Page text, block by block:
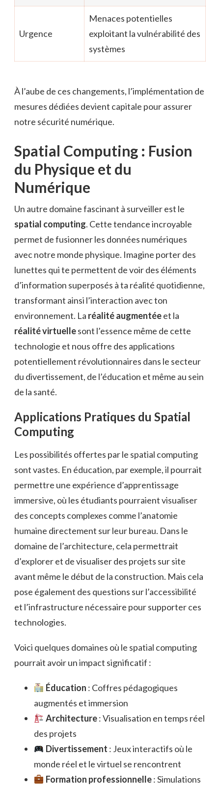
Urgence
Menaces potentielles
exploitant la vulnérabilité des
systèmes
À l’aube de ces changements, l’implémentation de
mesures dédiées devient capitale pour assurer
notre sécurité numérique.
Spatial Computing : Fusion
du Physique et du
Numérique
Un autre domaine fascinant à surveiller est le
spatial computing. Cette tendance incroyable
permet de fusionner les données numériques
avec notre monde physique. Imagine porter des
lunettes qui te permettent de voir des éléments
d’information superposés à ta réalité quotidienne,
transformant ainsi l’interaction avec ton
environnement. La réalité augmentéeet la
réalité virtuellesont l’essence même de cette
technologie et nous offre des applications
potentiellement révolutionnaires dans le secteur
du divertissement, de l’éducation et même au sein
de la santé.
Applications Pratiques du Spatial
Computing
Les possibilités offertes par le spatial computing
sont vastes. En éducation, par exemple, il pourrait
permettre une expérience d’apprentissage
immersive, où les étudiants pourraient visualiser
des concepts complexes comme l’anatomie
humaine directement sur leur bureau. Dans le
domaine de l’architecture, cela permettrait
d’explorer et de visualiser des projets sur site
avant même le début de la construction. Mais cela
pose également des questions sur l’accessibilité
et l’infrastructure nécessaire pour supporter ces
technologies.
Voici quelques domaines où le spatial computing
pourrait avoir un impact significatif :
Éducation : Coffres pédagogiques
augmentés et immersion
Architecture: Visualisation en temps réel
des projets
Divertissement : Jeux interactifs où le
monde réel et le virtuel se rencontrent
Formation professionnelle: Simulations